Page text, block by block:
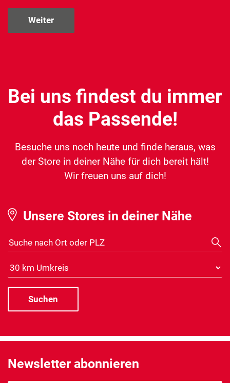
Weiter
Bei uns findest du immer
das Passende!
Besuche uns noch heute und finde heraus, was
der Store in deiner Nähe für dich bereit hält!
Wir freuen uns auf dich!
Unsere Stores in deiner Nähe
Suche nach Ort oder PLZ
Distanz
Newsletter abonnieren